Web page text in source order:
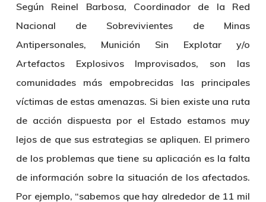
Según Reinel Barbosa, Coordinador de la Red
Nacional de Sobrevivientes de Minas
Antipersonales, Munición Sin Explotar y/o
Artefactos Explosivos Improvisados, son las
comunidades más empobrecidas las principales
víctimas de estas amenazas. Si bien existe una ruta
de acción dispuesta por el Estado estamos muy
lejos de que sus estrategias se apliquen. El primero
de los problemas que tiene su aplicación es la falta
de información sobre la situación de los afectados.
Por ejemplo, “sabemos que hay alrededor de 11 mil